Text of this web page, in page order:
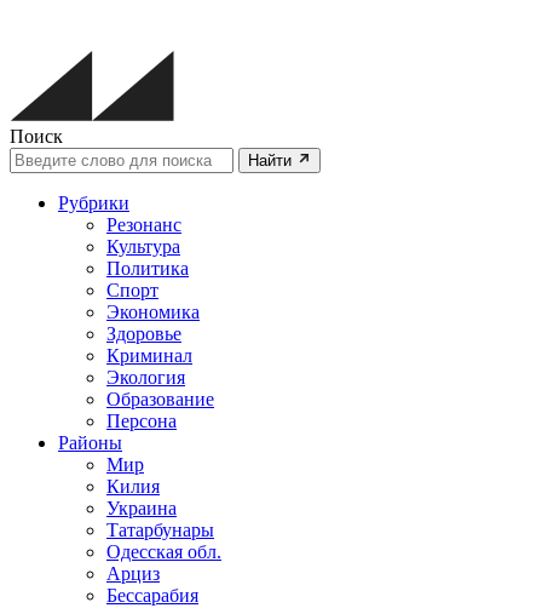
Поиск
Найти
Рубрики
Резонанс
Культура
Политика
Спорт
Экономика
Здоровье
Криминал
Экология
Образование
Персона
Районы
Мир
Килия
Украина
Татарбунары
Одесская обл.
Арциз
Бессарабия